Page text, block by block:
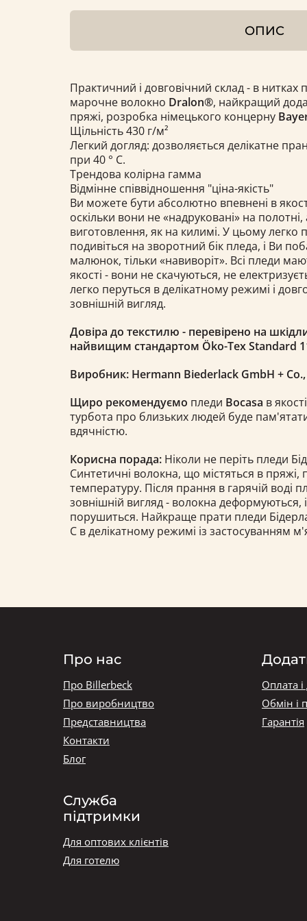
ОПИС
Практичний і довговічний склад - в нитках
марочне волокно Dralon®, найкращий
пряжі, розробка німецького концерну
Щільність 430 г/м²
Легкий догляд: дозволяється делікатне
при 40 ° С.
Трендова колірна гамма
Відмінне співвідношення "ціна-якість"
Ви можете бути абсолютно впевнені в
оскільки вони не «надруковані» на полотні,
виготовлення, як на килимі. У цьому легко
подивіться на зворотний бік пледа, і Ви
малюнок, тільки «навиворіт». Всі пледи
якості - вони не скачуються, не
легко перуться в делікатному режимі і
зовнішній вигляд.
Довіра до текстилю - перевірено на
найвищим стандартом Öko-Tex Standard
Виробник: Hermann Biederlack GmbH +
Щиро рекомендуємо пледи Bocasa в
турбота про близьких людей буде
вдячністю.
Корисна порада: Ніколи не періть пледи
Синтетичні волокна, що містяться в пряжі,
температуру. Після прання в гарячій воді
зовнішній вигляд - волокна деформуються,
порушиться. Найкраще прати пледи
С в делікатному режимі із застосуванням
Про нас
Про Billerbeck
Про виробництво
Представництва
Контакти
Блог
Служба
підтримки
Для оптових клієнтів
Для готелю
Оплата і
Обмін і
Гарантія